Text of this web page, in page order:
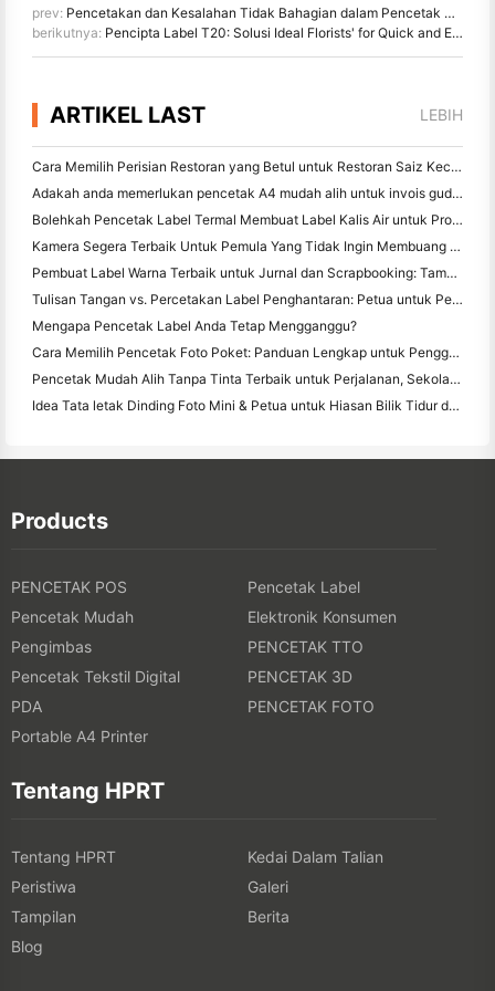
prev: Pencetakan dan Kesalahan Tidak Bahagian dalam Pencetak POS Termal
berikutnya: Pencipta Label T20: Solusi Ideal Florists' for Quick and Easy Card Message Labels
ARTIKEL LAST LEBIH
Cara Memilih Perisian Restoran yang Betul untuk Restoran Saiz Kecil atau Pertengahan Anda
Adakah anda memerlukan pencetak A4 mudah alih untuk invois gudang? Apa yang sebenarnya berfungsi
Bolehkah Pencetak Label Termal Membuat Label Kalis Air untuk Produk Perniagaan Kecil?
Kamera Segera Terbaik Untuk Pemula Yang Tidak Ingin Membuang Kertas
Pembuat Label Warna Terbaik untuk Jurnal dan Scrapbooking: Tambah Lebih Banyak Warna ke Setiap Halaman
Tulisan Tangan vs. Percetakan Label Penghantaran: Petua untuk Perniagaan Kecil pada 2026
Mengapa Pencetak Label Anda Tetap Mengganggu?
Cara Memilih Pencetak Foto Poket: Panduan Lengkap untuk Pengguna Jurnal, Perjalanan, dan iPhone
Pencetak Mudah Alih Tanpa Tinta Terbaik untuk Perjalanan, Sekolah, dan Kerja Mudah Alih: Hanin MT620 Pro Review
Idea Tata letak Dinding Foto Mini & Petua untuk Hiasan Bilik Tidur dan Asrama
Products
PENCETAK POS
Pencetak Label
Pencetak Mudah
Elektronik Konsumen
Pengimbas
PENCETAK TTO
Pencetak Tekstil Digital
PENCETAK 3D
PDA
PENCETAK FOTO
Portable A4 Printer
Tentang HPRT
Tentang HPRT
Kedai Dalam Talian
Peristiwa
Galeri
Tampilan
Berita
Blog